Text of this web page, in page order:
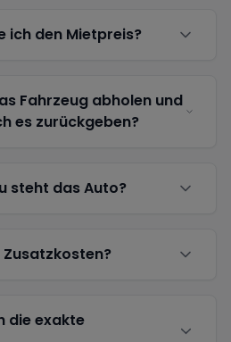
ich den Mietpreis?
Fahrzeug abholen und
es zurückgeben?
steht das Auto?
Zusatzkosten?
die exakte